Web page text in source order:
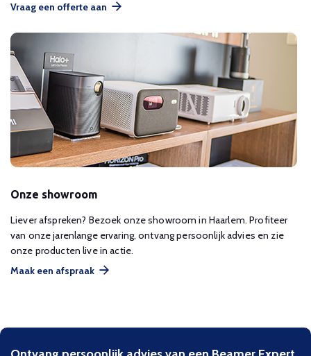
Vraag een offerte aan
Onze showroom
Liever afspreken? Bezoek onze showroom in Haarlem. Profiteer
van onze jarenlange ervaring, ontvang persoonlijk advies en zie
onze producten live in actie.
Maak een afspraak